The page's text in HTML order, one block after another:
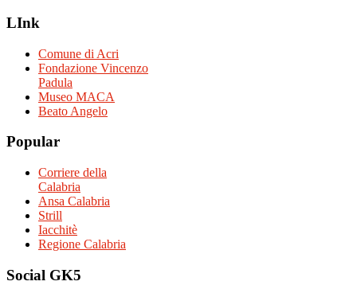
LInk
Comune di Acri
Fondazione Vincenzo
Padula
Museo MACA
Beato Angelo
Popular
Corriere della
Calabria
Ansa Calabria
Strill
Iacchitè
Regione Calabria
Social GK5